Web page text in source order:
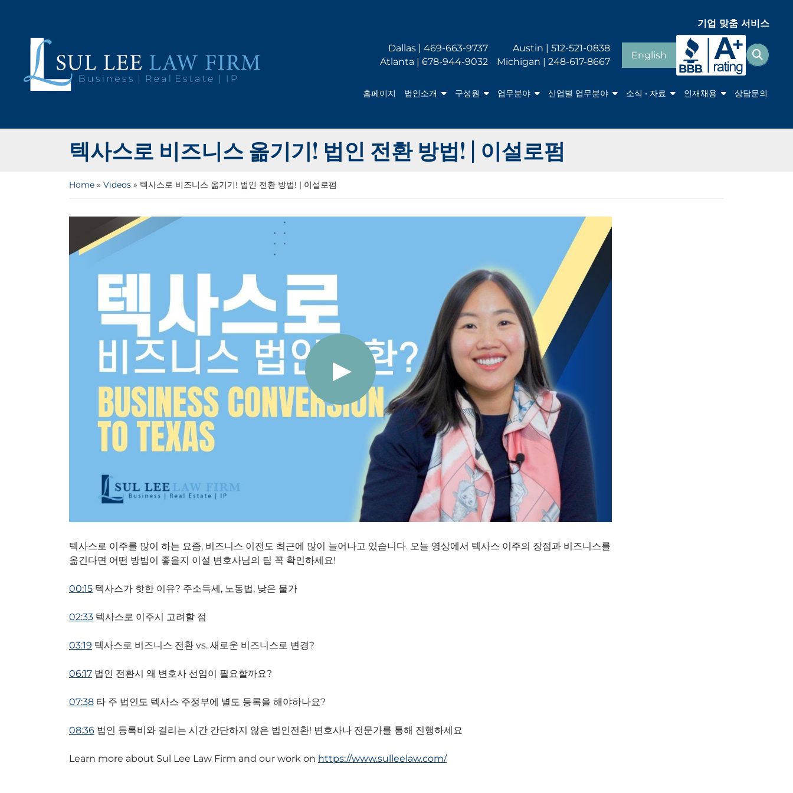
content
Return home
기업 맞춤 서비스
Dallas | 469-663-9737
Austin | 512-521-0838
Atlanta | 678-944-9032
Michigan | 248-617-8667
English
Search
찾다
홈페이지 법인소개 구성원 업무분야 산업별 업무분야 소식 • 자료 인재채용 상담문의
텍사스로 비즈니스 옮기기! 법인 전환 방법! | 이설로펌
Home » Videos » 텍사스로 비즈니스 옮기기! 법인 전환 방법! | 이설로펌
텍사스로 이주를 많이 하는 요즘, 비즈니스 이전도 최근에 많이 늘어나고 있습니다. 오늘 영상에서 텍사스 이주의 장점과 비즈니스를
옮긴다면 어떤 방법이 좋을지 이설 변호사님의 팁 꼭 확인하세요!
00:15 텍사스가 핫한 이유? 주소득세, 노동법, 낮은 물가
02:33 텍사스로 이주시 고려할 점
03:19 텍사스로 비즈니스 전환 vs. 새로운 비즈니스로 변경?
06:17 법인 전환시 왜 변호사 선임이 필요할까요?
07:38 타 주 법인도 텍사스 주정부에 별도 등록을 해야하나요?
08:36 법인 등록비와 걸리는 시간 간단하지 않은 법인전환! 변호사나 전문가를 통해 진행하세요
Learn more about Sul Lee Law Firm and our work on https://www.sulleelaw.com/